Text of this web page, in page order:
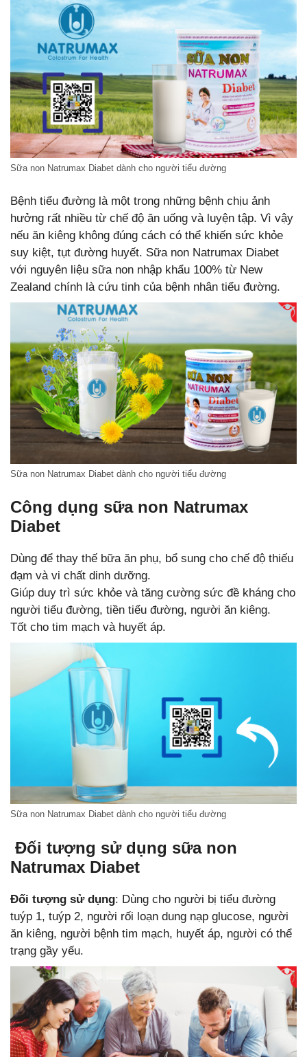
Sữa non Natrumax Diabet dành cho người tiểu đường
Bệnh tiểu đường là một trong những bệnh chịu ảnh
hưởng rất nhiều từ chế độ ăn uống và luyện tập. Vì vậy
nếu ăn kiêng không đúng cách có thể khiến sức khỏe
suy kiệt, tụt đường huyết. Sữa non Natrumax Diabet
với nguyên liệu sữa non nhập khẩu 100% từ New
Zealand chính là cứu tinh của bệnh nhân tiểu đường.
Sữa non Natrumax Diabet dành cho người tiểu đường
Công dụng sữa non Natrumax
Diabet
Dùng để thay thế bữa ăn phụ, bổ sung cho chế độ thiếu
đạm và vi chất dinh dưỡng.
Giúp duy trì sức khỏe và tăng cường sức đề kháng cho
người tiểu đường, tiền tiểu đường, người ăn kiêng.
Tốt cho tim mạch và huyết áp.
Sữa non Natrumax Diabet dành cho người tiểu đường
Đối tượng sử dụng sữa non
Natrumax Diabet
Đối tượng sử dụng: Dùng cho người bị tiểu đường
tuýp 1, tuýp 2, người rối loạn dung nạp glucose, người
ăn kiêng, người bệnh tim mạch, huyết áp, người có thể
trạng gầy yếu.